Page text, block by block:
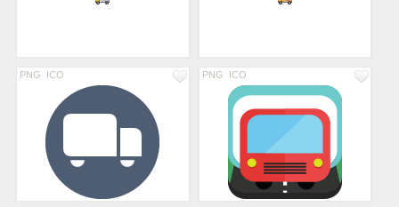
PNG ICO PNG ICO